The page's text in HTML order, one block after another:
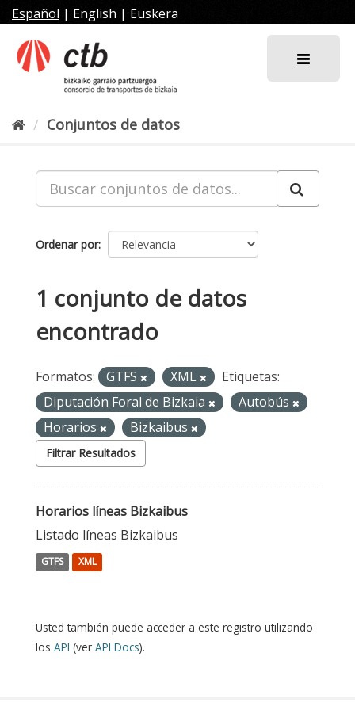
al
contenido
Español | English | Euskera
Conjuntos de datos
Ordenar por
1 conjunto de datos
encontrado
Formatos: GTFS XML
Etiquetas:
Diputación Foral de Bizkaia
Autobús
Horarios
Bizkaibus
Filtrar Resultados
Horarios líneas Bizkaibus
Listado líneas Bizkaibus
GTFS XML
Usted también puede acceder a este registro utilizando
los API (ver API Docs).